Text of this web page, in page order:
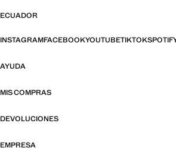
ECUADOR
INSTAGRAMFACEBOOKYOUTUBETIKTOK
AYUDA
MIS COMPRAS
DEVOLUCIONES
EMPRESA